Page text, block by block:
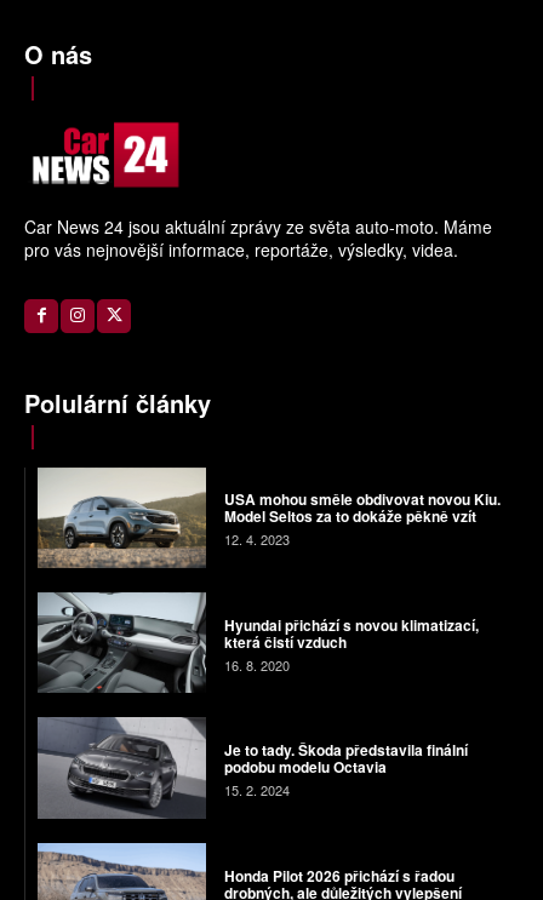
O nás
Car News 24 jsou aktuální zprávy ze světa auto-moto. Máme
pro vás nejnovější informace, reportáže, výsledky, videa.
Polulární články
USA mohou směle obdivovat novou Kiu.
Model Seltos za to dokáže pěkně vzít
12. 4. 2023
Hyundai přichází s novou klimatizací,
která čistí vzduch
16. 8. 2020
Je to tady. Škoda představila finální
podobu modelu Octavia
15. 2. 2024
Honda Pilot 2026 přichází s řadou
drobných, ale důležitých vylepšení